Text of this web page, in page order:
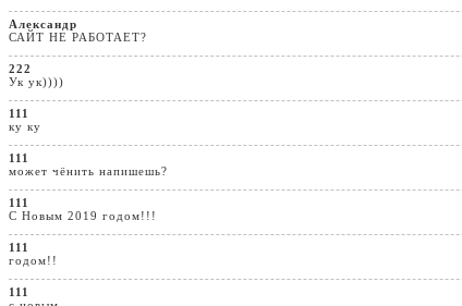
Александр
САЙТ НЕ РАБОТАЕТ?
222
Ук ук))))
111
ку ку
111
может чёнить напишешь?
111
С Новым 2019 годом!!!
111
годом!!
111